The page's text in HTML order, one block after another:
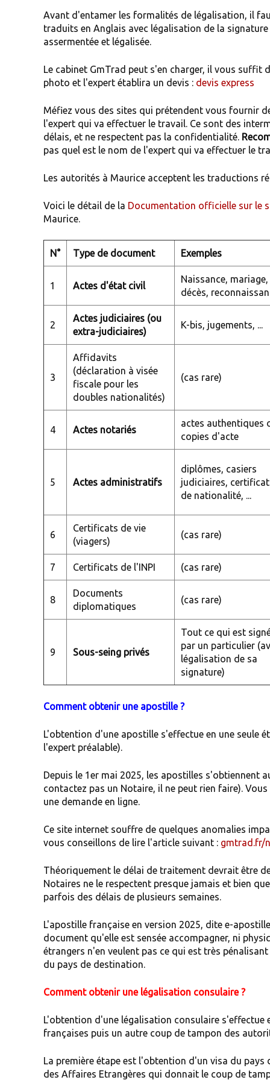
Avant d'entamer les formalités de légalisation, il
traduits en Anglais avec légalisation de la
assermentée et légalisée.
Le cabinet GmTrad peut s'en charger, il vous suffit
photo et l'expert établira un devis : devis express
Méfiez vous des sites qui prétendent vous fournir
l'expert qui va effectuer le travail. Ce sont des
délais, et ne respectent pas la confidentialité.
pas quel est le nom de l'expert qui va effectuer le
Les autorités à Maurice acceptent les traductions
Voici le détail de la Documentation officielle sur le
Maurice.
N° Type de document Exemples
1 Actes d'état civil
Naissance, mariage,
décès,
2
Actes judiciaires (ou
extra-judiciaires)
K-bis, jugements, ...
3
Affidavits
(déclaration à visée
fiscale pour les
doubles nationalités)
(cas rare)
4 Actes notariés
actes authentiques
copies d'acte
5 Actes administratifs
diplômes, casiers
judiciaires,
de nationalité, ...
6
Certificats de vie
(viagers)
(cas rare)
7 Certificats de l'INPI (cas rare)
8
Documents
diplomatiques
(cas rare)
9 Sous-seing privés
Tout ce qui est
par un particulier
légalisation de sa
signature)
Comment obtenir une apostille ?
L'obtention d'une apostille s'effectue en une seule
l'expert préalable).
Depuis le 1er mai 2025, les apostilles s'obtiennent
contactez pas un Notaire, il ne peut rien faire).
une demande en ligne.
Ce site internet souffre de quelques anomalies
vous conseillons de lire l'article suivant : gmtrad.fr/
Théoriquement le délai de traitement devrait être
Notaires ne le respectent presque jamais et bien
parfois des délais de plusieurs semaines.
L'apostille française en version 2025, dite e-
document qu'elle est sensée accompagner, ni
étrangers n'en veulent pas ce qui est très
du pays de destination.
Comment obtenir une légalisation consulaire ?
L'obtention d'une légalisation consulaire s'effectue
françaises puis un autre coup de tampon des
La première étape est l'obtention d'un visa du
des Affaires Etrangères qui donnait le coup de